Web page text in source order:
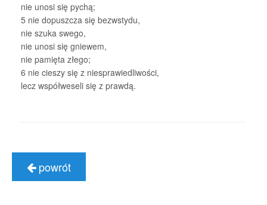
nie unosi się pychą;
5 nie dopuszcza się bezwstydu,
nie szuka swego,
nie unosi się gniewem,
nie pamięta złego;
6 nie cieszy się z niesprawiedliwości,
lecz współweseli się z prawdą.
powrót